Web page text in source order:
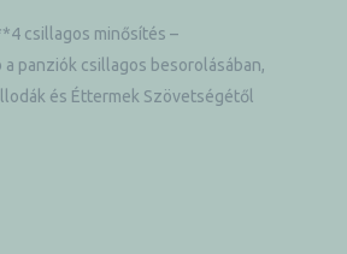
csillagos minősítés –
a panziók csillagos besorolásában,
és Éttermek Szövetségétől